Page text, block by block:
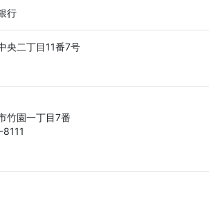
行
央二丁目11番7号
竹園一丁目7番